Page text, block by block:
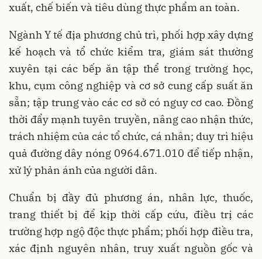
xuất, chế biến và tiêu dùng thực phẩm an toàn.
Ngành Y tế địa phương chủ trì, phối hợp xây dựng
kế hoạch và tổ chức kiểm tra, giám sát thường
xuyên tại các bếp ăn tập thể trong trường học,
khu, cụm công nghiệp và cơ sở cung cấp suất ăn
sẵn; tập trung vào các cơ sở có nguy cơ cao. Đồng
thời đẩy mạnh tuyên truyền, nâng cao nhận thức,
trách nhiệm của các tổ chức, cá nhân; duy trì hiệu
quả đường dây nóng 0964.671.010 để tiếp nhận,
xử lý phản ánh của người dân.
Chuẩn bị đầy đủ phương án, nhân lực, thuốc,
trang thiết bị để kịp thời cấp cứu, điều trị các
trường hợp ngộ độc thực phẩm; phối hợp điều tra,
xác định nguyên nhân, truy xuất nguồn gốc và